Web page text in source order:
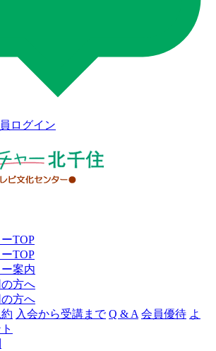
ログイン
ャ
TOP
TOP
案内
方へ
方へ
入会から受講まで Q & A 会員優待 よ